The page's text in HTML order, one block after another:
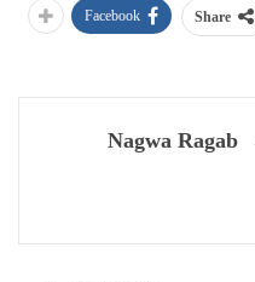
Share
Facebook
Nagwa Ragab